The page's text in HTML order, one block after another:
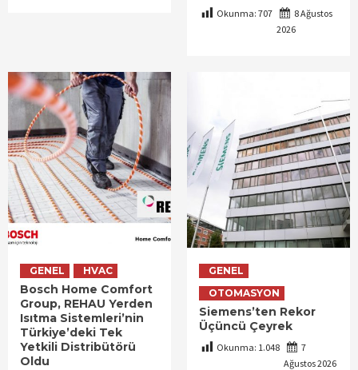
Okunma: 707
8 Ağustos
2026
GENEL HVAC
Bosch Home Comfort
Group, REHAU Yerden
Isıtma Sistemleri’nin
Türkiye’deki Tek
Yetkili Distribütörü
Oldu
GENEL
OTOMASYON
Siemens’ten Rekor
Üçüncü Çeyrek
Okunma: 1.048
7
Ağustos 2026